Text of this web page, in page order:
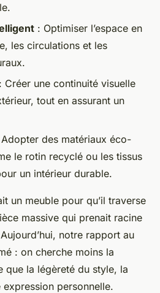
: Optimiser l’espace en
les circulations et les
: Créer une continuité visuelle
tout en assurant un
des matériaux éco-
le rotin recyclé ou les tissus
un intérieur durable.
un meuble pour qu’il traverse
massive qui prenait racine
notre rapport au
: on cherche moins la
que la légèreté du style, la
expression personnelle.